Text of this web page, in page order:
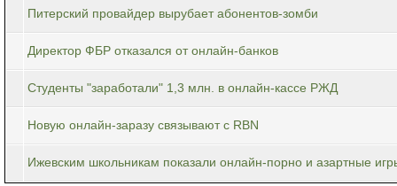
Питерский провайдер вырубает абонентов-зомби
Директор ФБР отказался от онлайн-банков
Студенты "заработали" 1,3 млн. в онлайн-кассе РЖД
Новую онлайн-заразу связывают с RBN
Ижевским школьникам показали онлайн-порно и азартные